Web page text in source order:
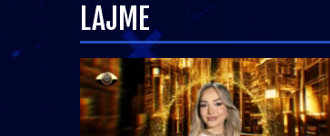
LAJME